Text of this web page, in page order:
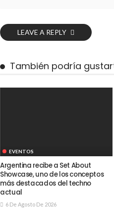
LEAVE A REPLY
También podría
EVENTOS
Argentina recibe a Set About
Showcase, uno de los conceptos
más destacados del techno
actual
6 De Agosto De 2026